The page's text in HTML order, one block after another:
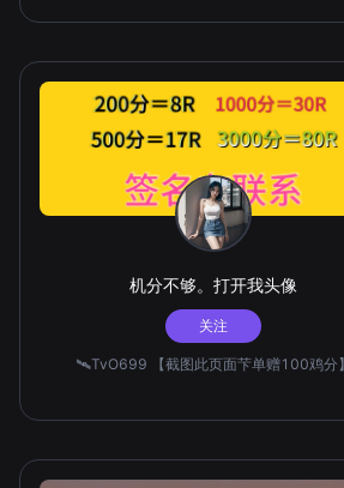
机分不够。打开我头像
关注
🛰️TvO699 【截图此页面芐单赠100鸡分】